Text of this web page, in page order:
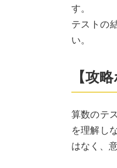
す。
テストの
い。
【攻
算数のテ
を理解し
はなく、